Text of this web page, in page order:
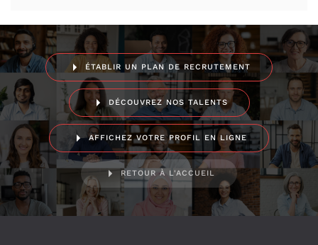
ÉTABLIR UN PLAN DE RECRUTEMENT
DÉCOUVREZ NOS TALENTS
AFFICHEZ VOTRE PROFIL EN LIGNE
RETOUR À L'ACCUEIL